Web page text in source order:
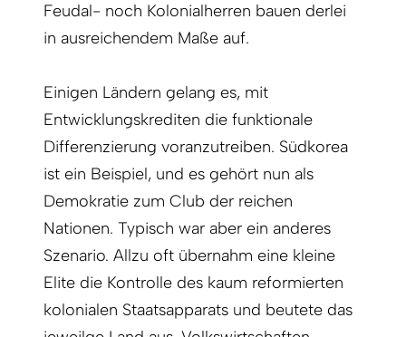
Feudal- noch Kolonialherren bauen derlei
in ausreichendem Maße auf.
Einigen Ländern gelang es, mit
Entwicklungskrediten die funktionale
Differenzierung voranzutreiben. Südkorea
ist ein Beispiel, und es gehört nun als
Demokratie zum Club der reichen
Nationen. Typisch war aber ein anderes
Szenario. Allzu oft übernahm eine kleine
Elite die Kontrolle des kaum reformierten
kolonialen Staatsapparats und beutete das